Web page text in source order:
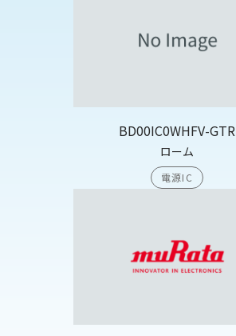
BD00IC0WHFV-GTR
ローム
電源IC